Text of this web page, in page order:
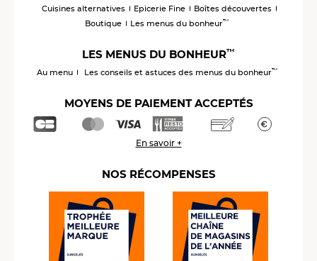
Cuisines alternatives
Epicerie Fine
Boîtes découvertes
Boutique
Les menus du bonheur™
LES MENUS DU BONHEUR™
Au menu Les conseils et astuces des menus du bonheur™
MOYENS DE PAIEMENT ACCEPTÉS
En savoir +
NOS RÉCOMPENSES